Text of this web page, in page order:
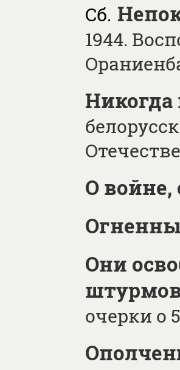
Сб.
1944.
Никогда
О войне,
Они
очерки о